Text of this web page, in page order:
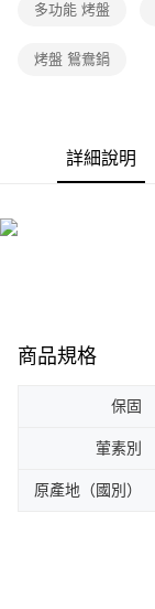
多功能 烤盤
烤盤 鴛鴦鍋
詳細說明
商品規格
保固
葷素別
原產地（國別）